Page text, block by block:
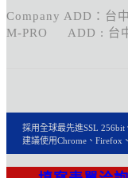
Company ADD：台
M-PRO ADD : 台
採用全球最先進SSL 256bit
建議使用Chrome、Firefox